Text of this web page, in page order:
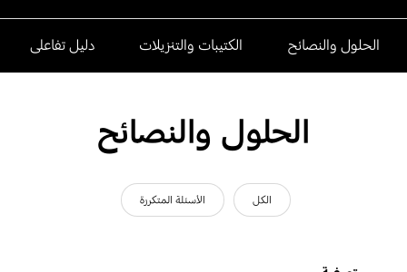
الحلول والنصائح الكتيبات والتنزيلات دليل تفاعلى
الحلول والنصائح
الكل الأسئلة المتكررة